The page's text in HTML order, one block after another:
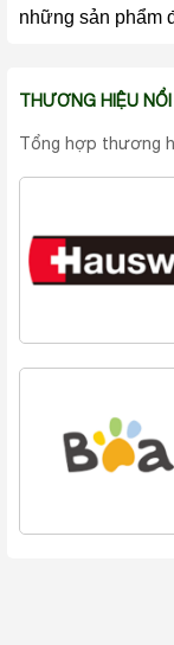
những sản phẩm
THƯƠNG HIỆU
Tổng hợp thương